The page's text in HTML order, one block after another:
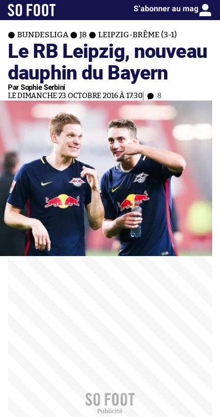
S’abonner au mag
BUNDESLIGA J8 LEIPZIG-BRÊME (3-1)
Le RB Leipzig, nouveau
dauphin du Bayern
Par Sophie Serbini
LE DIMANCHE 23 OCTOBRE 2016 À 17:30 8